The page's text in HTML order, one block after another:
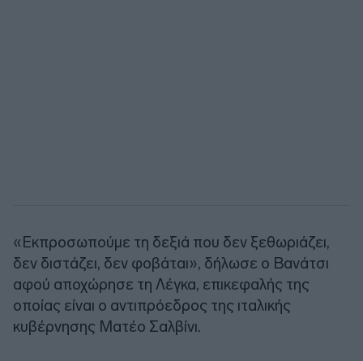
«Εκπροσωπούμε τη δεξιά που δεν ξεθωριάζει,
δεν διστάζει, δεν φοβάται», δήλωσε ο Βανάτσι
αφού αποχώρησε τη Λέγκα, επικεφαλής της
οποίας είναι ο αντιπρόεδρος της ιταλικής
κυβέρνησης Ματέο Σαλβίνι.